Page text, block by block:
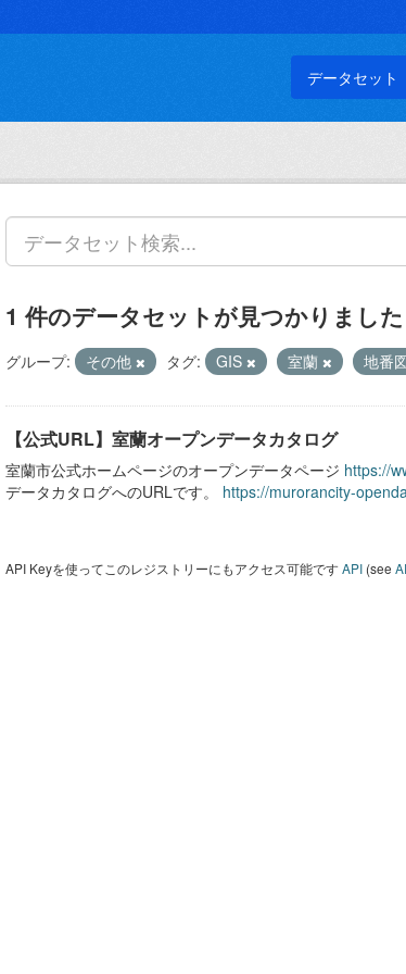
データセット
1 件のデータセットが見つかりました
グループ: その他 タグ: GIS 室蘭 地番
【公式URL】室蘭オープンデータカタログ
室蘭市公式ホームページのオープンデータページ https://
データカタログへのURLです。 https://murorancity-
API Keyを使ってこのレジストリーにもアクセス可能ですAPI (see